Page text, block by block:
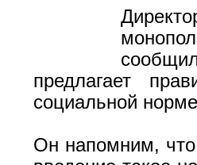
предлагает
социальной
Он напомним, что